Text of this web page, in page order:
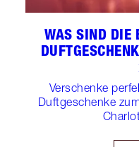
WAS SIND DIE
Verschenke
Duftgeschenke